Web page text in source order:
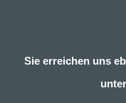
Sie erreichen uns
unter